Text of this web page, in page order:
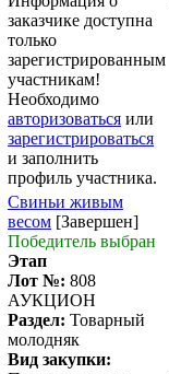
заказчике доступна
только
зарегистрированным
участникам!
Необходимо
авторизоваться или
зарегистрироваться
и заполнить
профиль участника.
Свиньи живым
весом [Завершен]
Победитель выбран
Этап
Лот №: 808
АУКЦИОН
Раздел: Товарный
молодняк
Вид закупки: